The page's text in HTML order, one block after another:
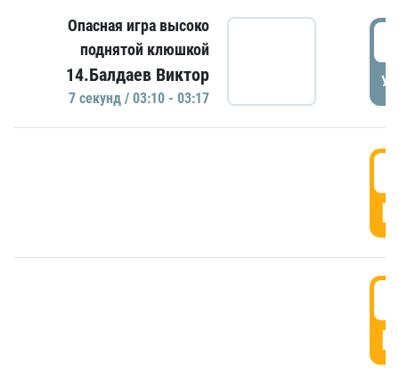
Опасная игра высоко
поднятой клюшкой
14.Балдаев Виктор
7 секунд / 03:10 - 03:17